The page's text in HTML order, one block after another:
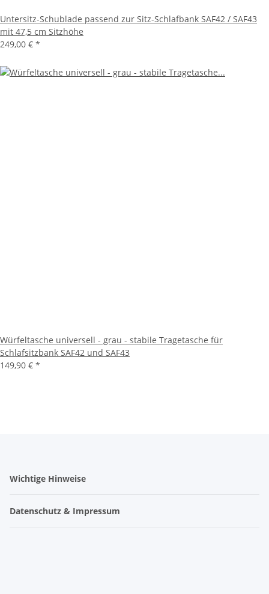
Untersitz-Schublade passend zur Sitz-Schlafbank SAF42 / SAF43
mit 47,5 cm Sitzhöhe
249,00 € *
Würfeltasche universell - grau - stabile Tragetasche für
Schlafsitzbank SAF42 und SAF43
149,90 € *
Wichtige Hinweise
Datenschutz & Impressum